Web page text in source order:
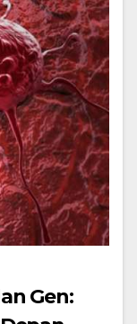
Gen: